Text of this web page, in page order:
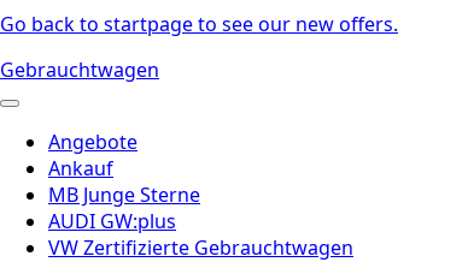
Go back to startpage to see our new offers.
Gebrauchtwagen
Angebote
Ankauf
MB Junge Sterne
AUDI GW:plus
VW Zertifizierte Gebrauchtwagen